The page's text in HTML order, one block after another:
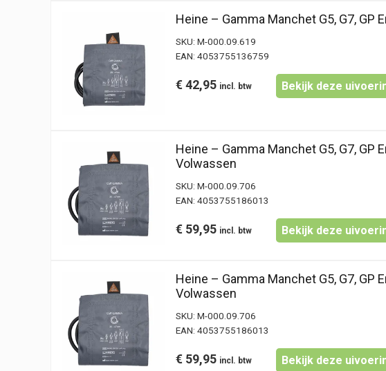
Heine – Gamma Manchet G5, G7, GP
SKU:M-000.09.619
EAN:4053755136759
€42,95 Bekijk deze
Heine – Gamma Manchet G5, G7, GP
Volwassen
SKU:M-000.09.706
EAN:4053755186013
€ 59,95 Bekijk deze
Heine – Gamma Manchet G5, G7, GP
Volwassen
SKU:M-000.09.706
EAN:4053755186013
€ 59,95 Bekijk deze